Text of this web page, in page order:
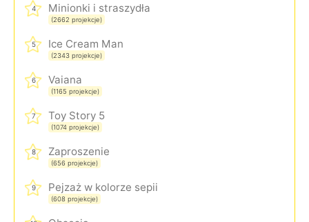
4 Minionki i straszydła
(2662 projekcje)
5 Ice Cream Man
(2343 projekcje)
6 Vaiana
(1165 projekcje)
7 Toy Story 5
(1074 projekcje)
8 Zaproszenie
(656 projekcje)
9 Pejzaż w kolorze sepii
(608 projekcje)